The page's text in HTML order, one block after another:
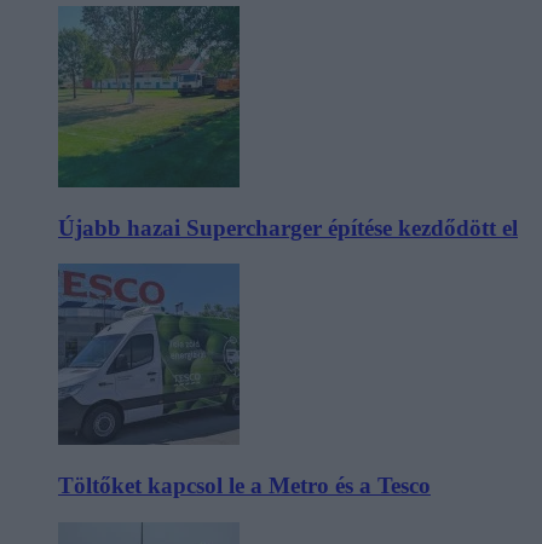
Újabb hazai Supercharger építése kezdődött el
Töltőket kapcsol le a Metro és a Tesco